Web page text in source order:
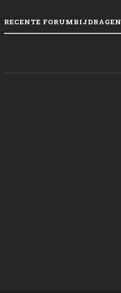
RECENTE FORUMBIJDRAGEN